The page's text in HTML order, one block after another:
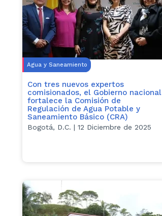
Agua y Saneamiento
Con tres nuevos expertos
comisionados, el Gobierno nacional
fortalece la Comisión de
Regulación de Agua Potable y
Saneamiento Básico (CRA)
Bogotá, D.C. | 12 Diciembre de 2025